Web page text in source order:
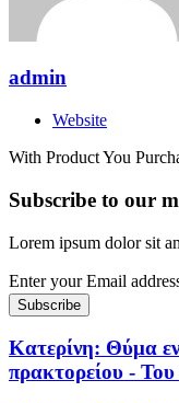
admin
Website
With Product You
Subscribe to our
Lorem ipsum dolor sit
Enter your Email
Κατερίνη: Θύμα
πρακτορείου -